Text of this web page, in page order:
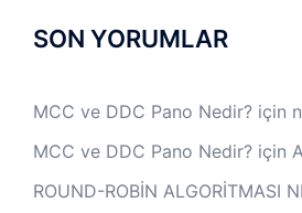
SON YORUMLAR
MCC ve DDC Pano Nedir? için
MCC ve DDC Pano Nedir? için
ROUND-ROBİN ALGORİTMASI